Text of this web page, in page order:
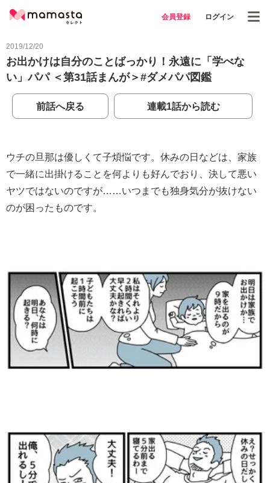
会員登録 ログイン
2019/12/20
お出かけは自分のことばっかり！永遠に「学べな
い」パパ ＜第31話まんが＞#ダメパパ図鑑
前話へ戻る 連載1話から読む
ウチの旦那は優しくて子煩悩です。休みの日などは、家族
で一緒に出掛けることを何よりも好んでおり、決して悪い
ヤツではないのですが……いつまでも独身気分が抜けない
のが困ったものです。